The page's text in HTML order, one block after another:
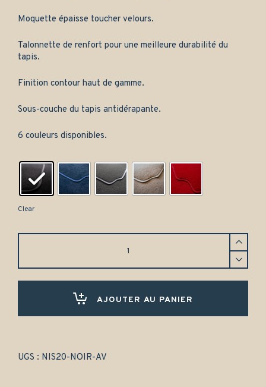
Moquette épaisse toucher velours.
Talonnette de renfort pour une meilleure durabilité du
tapis.
Finition contour haut de gamme.
Sous-couche du tapis antidérapante.
6 couleurs disponibles.
Clear
quantity
AJOUTER AU PANIER
UGS : NIS20-NOIR-AV